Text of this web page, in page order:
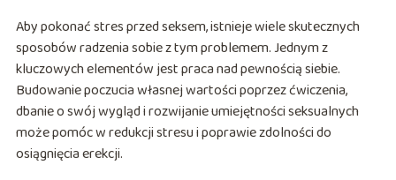
Aby pokonać stres przed seksem, istnieje wiele skutecznych
sposobów radzenia sobie z tym problemem. Jednym z
kluczowych elementów jest praca nad pewnością siebie.
Budowanie poczucia własnej wartości poprzez ćwiczenia,
dbanie o swój wygląd i rozwijanie umiejętności seksualnych
może pomóc w redukcji stresu i poprawie zdolności do
osiągnięcia erekcji.